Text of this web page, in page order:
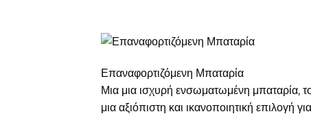
Επαναφορτιζόμενη Μπαταρία
Μια μια ισχυρή ενσωματωμένη μπαταρία,
μια αξιόπιστη και ικανοποιητική